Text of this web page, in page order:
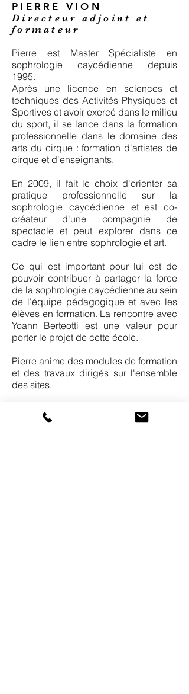
PIERRE VION
Directeur adjoint et
formateur
Pierre est Master Spécialiste en
sophrologie caycédienne depuis
1995.
Après une licence en sciences et
techniques des Activités Physiques et
Sportives et avoir exercé dans le milieu
du sport, il se lance dans la formation
professionnelle dans le domaine des
arts du cirque : formation d'artistes de
cirque et d'enseignants.
En 2009, il fait le choix d'orienter sa
pratique professionnelle sur la
sophrologie caycédienne et est co-
créateur d'une compagnie de
spectacle et peut explorer dans ce
cadre le lien entre sophrologie et art.
Ce qui est important pour lui est de
pouvoir contribuer à partager la force
de la sophrologie caycédienne au sein
de l'équipe pédagogique et avec les
élèves en formation. La rencontre avec
Yoann Berteotti est une valeur pour
porter le projet de cette école.
Pierre anime des modules de formation
et des travaux dirigés sur l'ensemble
des sites.